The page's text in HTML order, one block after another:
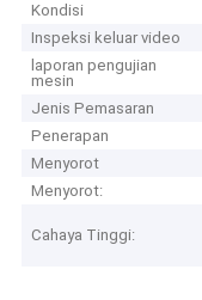
Kondisi
Inspeksi keluar video
laporan pengujian
mesin
Jenis Pemasaran
Penerapan
Menyorot
Menyorot:
Cahaya Tinggi: